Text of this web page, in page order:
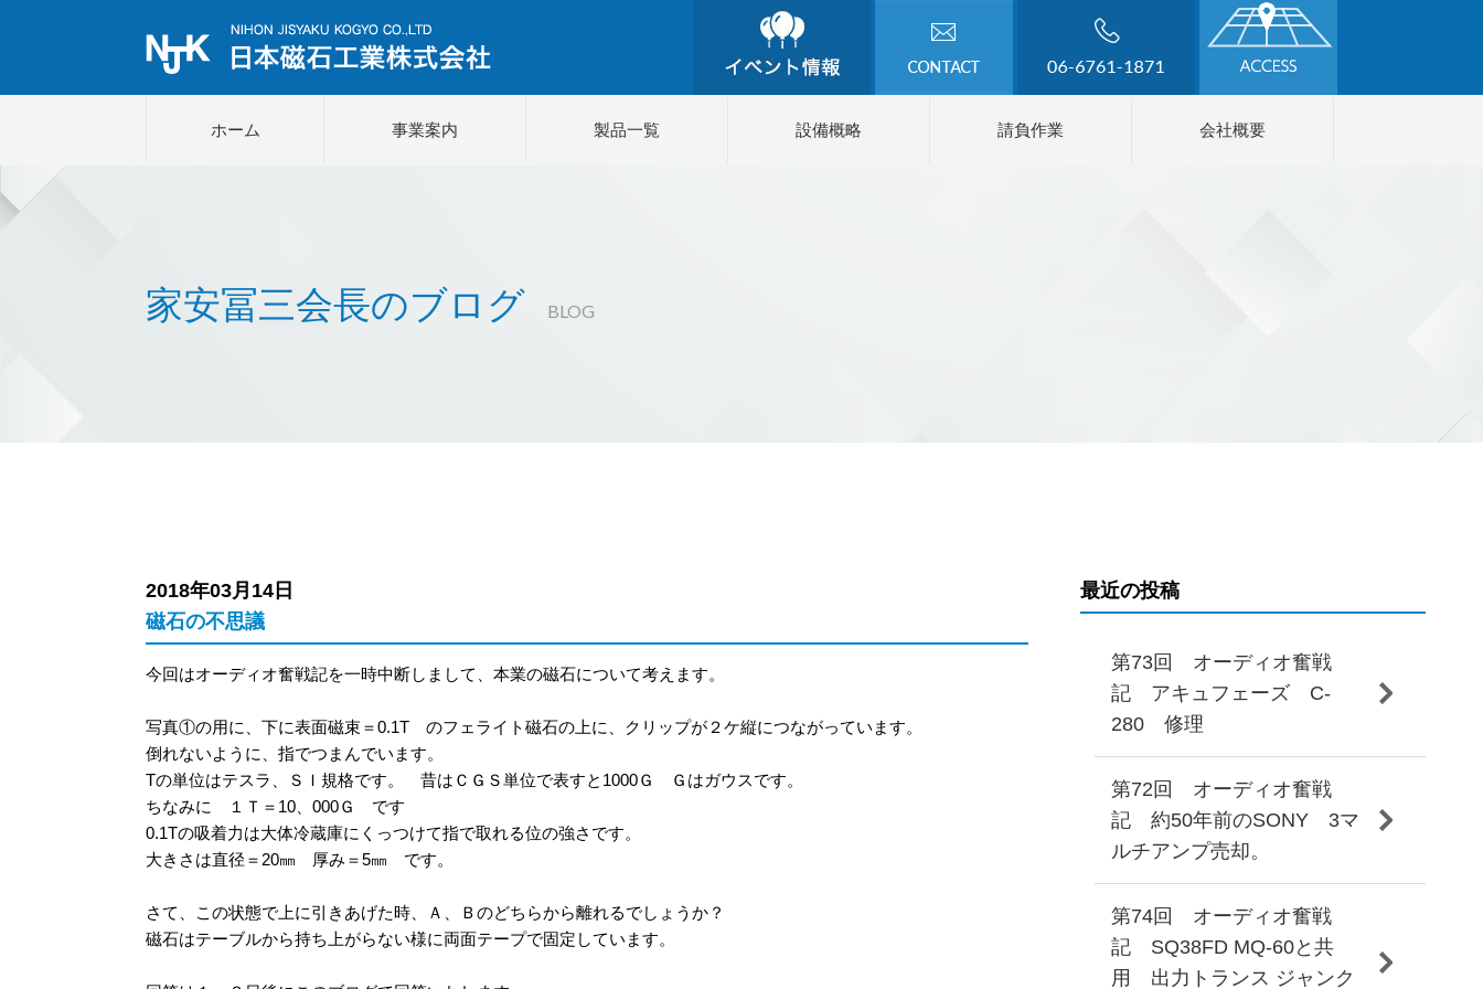
ホーム 事業案内 製品一覧 設備概略 請負作業 会社概要
家安冨三会長のブログ BLOG
2018年03月14日
磁石の不思議
今回はオーディオ奮戦記を一時中断しまして、本業の磁石について考えます。
写真①の用に、下に表面磁束＝0.1T のフェライト磁石の上に、クリップが２ケ縦につながっています。
倒れないように、指でつまんでいます。
Tの単位はテスラ、ＳＩ規格です。 昔はＣＧＳ単位で表すと1000Ｇ Ｇはガウスです。
ちなみに １Ｔ＝10、000Ｇ です
0.1Tの吸着力は大体冷蔵庫にくっつけて指で取れる位の強さです。
大きさは直径＝20㎜ 厚み＝5㎜ です。
さて、この状態で上に引きあげた時、Ａ、Ｂのどちらから離れるでしょうか？
磁石はテーブルから持ち上がらない様に両面テープで固定しています。
最近の投稿
第73回 オーディオ奮戦
記 アキュフェーズ C-
280 修理
第72回 オーディオ奮戦
記 約50年前のSONY 3マ
ルチアンプ売却。
第74回 オーディオ奮戦
記 SQ38FD MQ-60と共
用 出力トランス ジャンク